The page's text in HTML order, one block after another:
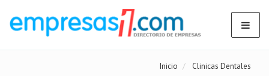
Inicio Clinicas Dentales